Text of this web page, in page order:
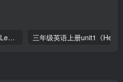
三年级英语上册Unit3FoodLesson2同步练习1（人教版一起点）